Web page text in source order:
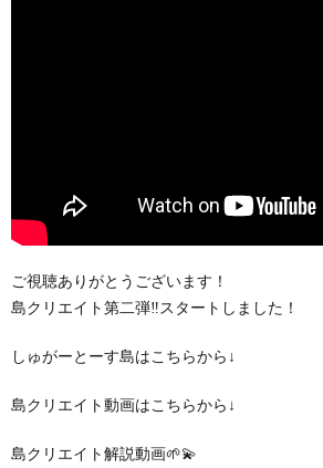
ご視聴ありがとうございます！
島クリエイト第二弾‼︎スタートしました！
しゅがーとーす島はこちらから↓
島クリエイト動画はこちらから↓
島クリエイト解説動画🌱💫